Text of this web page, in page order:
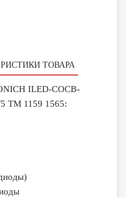
ТОВАРА
ILED-COCB-
ТМ 1159 1565: